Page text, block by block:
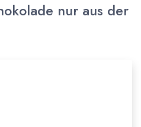
nur aus der